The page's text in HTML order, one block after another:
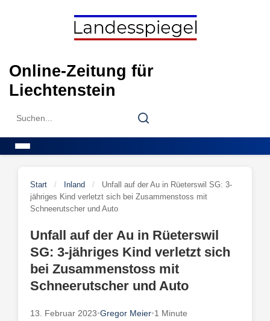
Online-Zeitung für
Liechtenstein
Search
Search
Start / Inland /
Unfall auf der Au in Rüeterswil SG: 3-
jähriges Kind verletzt sich bei Zusammenstoss mit
Schneerutscher und Auto
Unfall auf der Au in Rüeterswil
SG: 3-jähriges Kind verletzt sich
bei Zusammenstoss mit
Schneerutscher und Auto
13. Februar 2023•Gregor Meier•1 Minute